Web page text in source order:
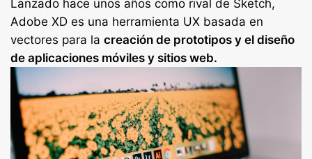
Lanzado hace unos años como rival de Sketch,
Adobe XD es una herramienta UX basada en
vectores para la creación de prototipos y el diseño
de aplicaciones móviles y sitios web.